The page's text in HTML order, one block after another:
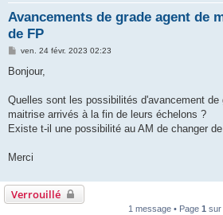
Avancements de grade agent de
de FP
M
s
g
ven. 24 févr. 2023 02:23
Bonjour,
Quelles sont les possibilités d'avancement de
maitrise arrivés à la fin de leurs échelons ?
Existe t-il une possibilité au AM de changer
Merci
Verrouillé
1 message • Page 1 sur